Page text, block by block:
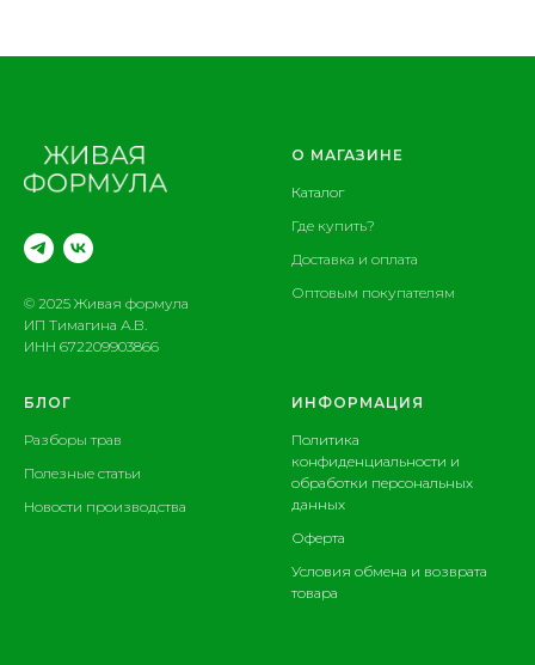
© 2025 Живая формула
ИП Тимагина А.В.
ИНН 672209903866
О МАГАЗИНЕ
Каталог
Где купить?
Доставка и оплата
Оптовым покупателям
БЛОГ
Разборы трав
Полезные статьи
Новости производства
ИНФОРМАЦИЯ
Политика
конфиденциальности и
обработки персональных
данных
Оферта
Условия обмена и возврата
товара